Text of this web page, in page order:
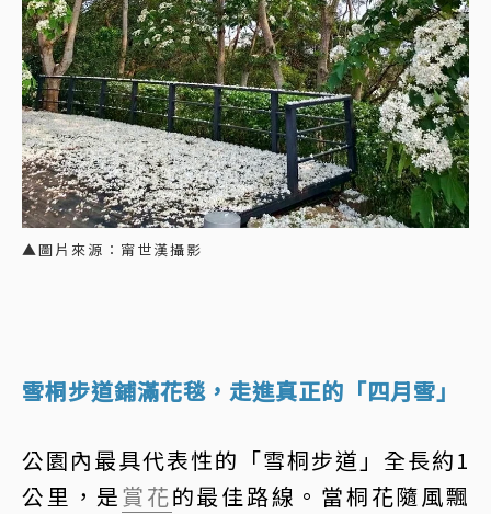
▲圖片來源：甯世漢攝影
雪桐步道鋪滿花毯，走進真正的「四月雪」
公園內最具代表性的「雪桐步道」全長約1
公里，是賞花的最佳路線。當桐花隨風飄